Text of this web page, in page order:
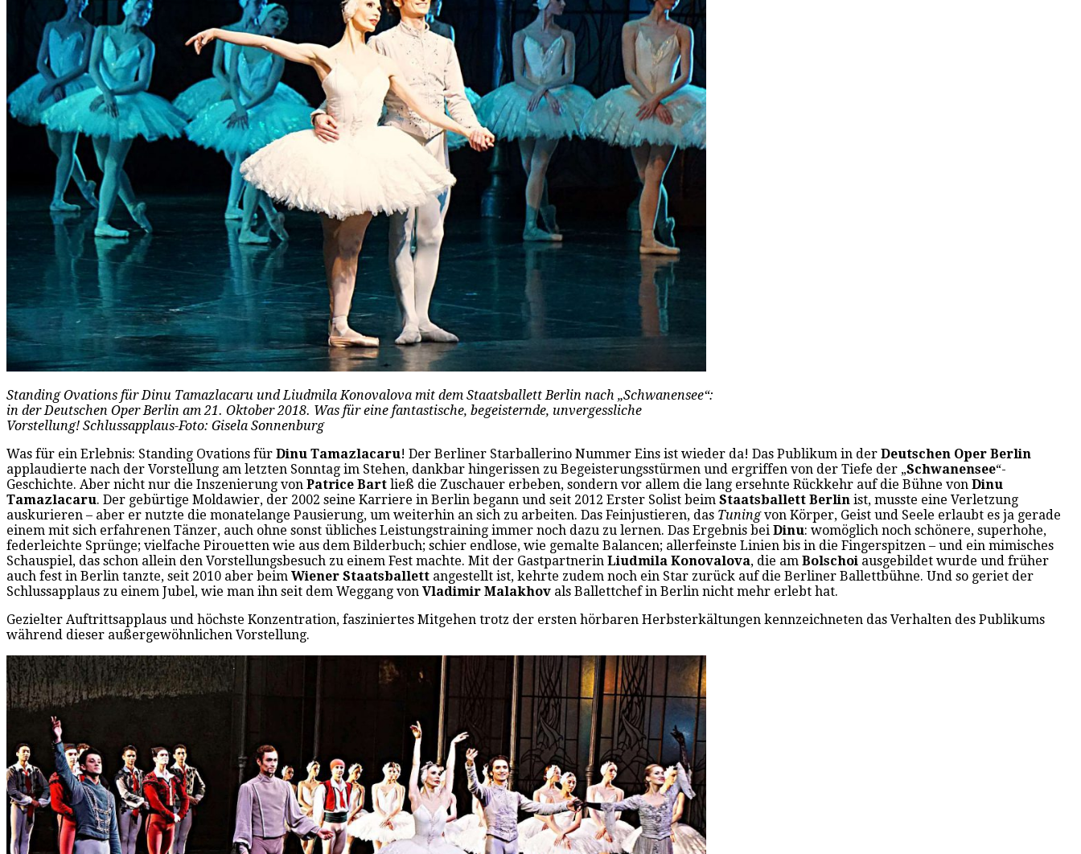
Standing Ovations für Dinu Tamazlacaru und Liudmila Konovalova mit dem Staatsballett Berlin nach „Schwanensee“:
in der Deutschen Oper Berlin am 21. Oktober 2018. Was für eine fantastische, begeisternde, unvergessliche
Vorstellung! Schlussapplaus-Foto: Gisela Sonnenburg
Was für ein Erlebnis: Standing Ovations für Dinu Tamazlacaru! Der Berliner Starballerino Nummer Eins ist wieder da! Das Publikum in der Deutschen Oper Berlin
applaudierte nach der Vorstellung am letzten Sonntag im Stehen, dankbar hingerissen zu Begeisterungsstürmen und ergriffen von der Tiefe der „Schwanensee“-
Geschichte. Aber nicht nur die Inszenierung von Patrice Bart ließ die Zuschauer erbeben, sondern vor allem die lang ersehnte Rückkehr auf die Bühne von Dinu
Tamazlacaru. Der gebürtige Moldawier, der 2002 seine Karriere in Berlin begann und seit 2012 Erster Solist beim Staatsballett Berlin ist, musste eine Verletzung
auskurieren – aber er nutzte die monatelange Pausierung, um weiterhin an sich zu arbeiten. Das Feinjustieren, das Tuningvon Körper, Geist und Seele erlaubt es ja gerade
einem mit sich erfahrenen Tänzer, auch ohne sonst übliches Leistungstraining immer noch dazu zu lernen. Das Ergebnis bei Dinu: womöglich noch schönere, superhohe,
federleichte Sprünge; vielfache Pirouetten wie aus dem Bilderbuch; schier endlose, wie gemalte Balancen; allerfeinste Linien bis in die Fingerspitzen – und ein mimisches
Schauspiel, das schon allein den Vorstellungsbesuch zu einem Fest machte. Mit der Gastpartnerin Liudmila Konovalova, die am Bolschoi ausgebildet wurde und früher
auch fest in Berlin tanzte, seit 2010 aber beim Wiener Staatsballett angestellt ist, kehrte zudem noch ein Star zurück auf die Berliner Ballettbühne. Und so geriet der
Schlussapplaus zu einem Jubel, wie man ihn seit dem Weggang von Vladimir Malakhov als Ballettchef in Berlin nicht mehr erlebt hat.
Gezielter Auftrittsapplaus und höchste Konzentration, fasziniertes Mitgehen trotz der ersten hörbaren Herbsterkältungen kennzeichneten das Verhalten des Publikums
während dieser außergewöhnlichen Vorstellung.